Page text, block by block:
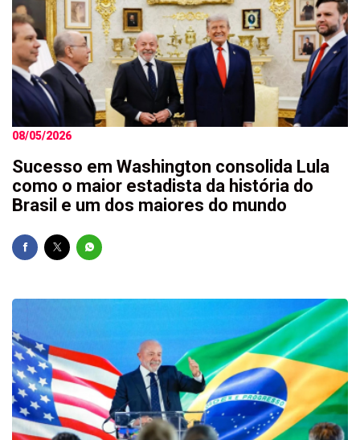
08/05/2026
Sucesso em Washington consolida Lula
como o maior estadista da história do
Brasil e um dos maiores do mundo